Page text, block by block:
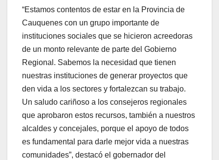
“Estamos contentos de estar en la Provincia de
Cauquenes con un grupo importante de
instituciones sociales que se hicieron acreedoras
de un monto relevante de parte del Gobierno
Regional. Sabemos la necesidad que tienen
nuestras instituciones de generar proyectos que
den vida a los sectores y fortalezcan su trabajo.
Un saludo cariñoso a los consejeros regionales
que aprobaron estos recursos, también a nuestros
alcaldes y concejales, porque el apoyo de todos
es fundamental para darle mejor vida a nuestras
comunidades”, destacó el gobernador del